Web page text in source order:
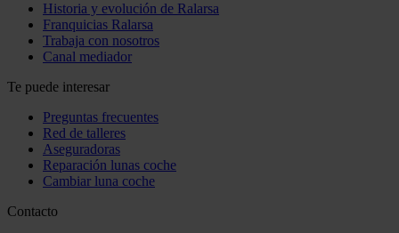
Historia y evolución de Ralarsa
Franquicias Ralarsa
Trabaja con nosotros
Canal mediador
Te puede interesar
Preguntas frecuentes
Red de talleres
Aseguradoras
Reparación lunas coche
Cambiar luna coche
Contacto